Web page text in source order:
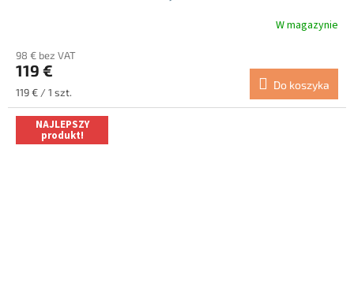
produktu
wynosi
5.0
na
5
gwiazdek.
W magazynie
98 € bez VAT
119 €
Cena
jednostkowa:
119 € / 1 szt.
Do koszyka
NAJLEPSZY
produkt!